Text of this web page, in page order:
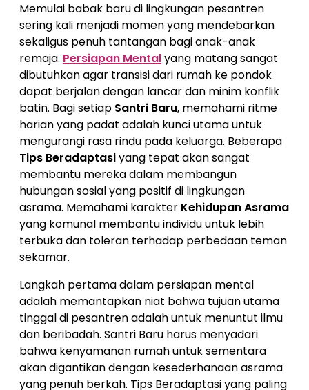
Memulai babak baru di lingkungan pesantren
sering kali menjadi momen yang mendebarkan
sekaligus penuh tantangan bagi anak-anak
remaja. Persiapan Mentalyang matang sangat
dibutuhkan agar transisi dari rumah ke pondok
dapat berjalan dengan lancar dan minim konflik
batin. Bagi setiap Santri Baru, memahami ritme
harian yang padat adalah kunci utama untuk
mengurangi rasa rindu pada keluarga. Beberapa
Tips Beradaptasiyang tepat akan sangat
membantu mereka dalam membangun
hubungan sosial yang positif di lingkungan
asrama. Memahami karakter Kehidupan Asrama
yang komunal membantu individu untuk lebih
terbuka dan toleran terhadap perbedaan teman
sekamar.
Langkah pertama dalam persiapan mental
adalah memantapkan niat bahwa tujuan utama
tinggal di pesantren adalah untuk menuntut ilmu
dan beribadah. Santri Baru harus menyadari
bahwa kenyamanan rumah untuk sementara
akan digantikan dengan kesederhanaan asrama
yang penuh berkah. Tips Beradaptasi yang paling